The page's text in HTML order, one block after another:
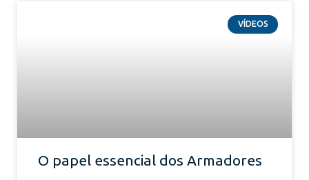
VÍDEOS
O papel essencial dos Armadores